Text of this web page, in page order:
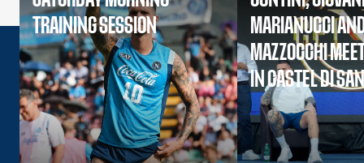
TRAINING SESSION
MARIANUCCI
MAZZOCCHI
IN CASTEL DI